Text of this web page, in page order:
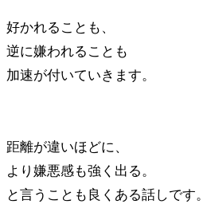
好かれることも、
逆に嫌われることも
加速が付いていきます。
距離が違いほどに、
より嫌悪感も強く出る。
と言うことも良くある話しです。